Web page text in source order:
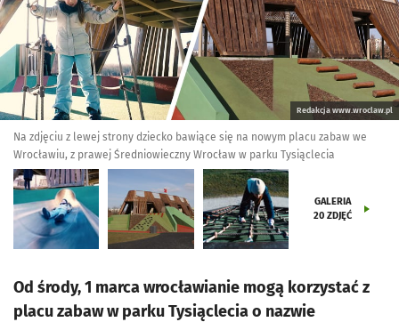
Redakcja www.wroclaw.pl
Na zdjęciu z lewej strony dziecko bawiące się na nowym placu zabaw we
Wrocławiu, z prawej Średniowieczny Wrocław w parku Tysiąclecia
GALERIA
20 ZDJĘĆ
Od środy, 1 marca wrocławianie mogą korzystać z
placu zabaw w parku Tysiąclecia o nazwie